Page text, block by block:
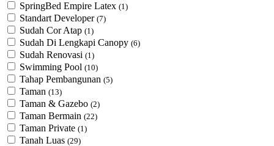
SpringBed Empire Latex (1)
Standart Developer (7)
Sudah Cor Atap (1)
Sudah Di Lengkapi Canopy (6)
Sudah Renovasi (1)
Swimming Pool (10)
Tahap Pembangunan (5)
Taman (13)
Taman & Gazebo (2)
Taman Bermain (22)
Taman Private (1)
Tanah Luas (29)